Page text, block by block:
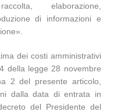
elaborazione,
di informazioni e
dei costi amministrativi
della legge 28 novembre
2 del presente articolo,
dalla data di entrata in
del Presidente del